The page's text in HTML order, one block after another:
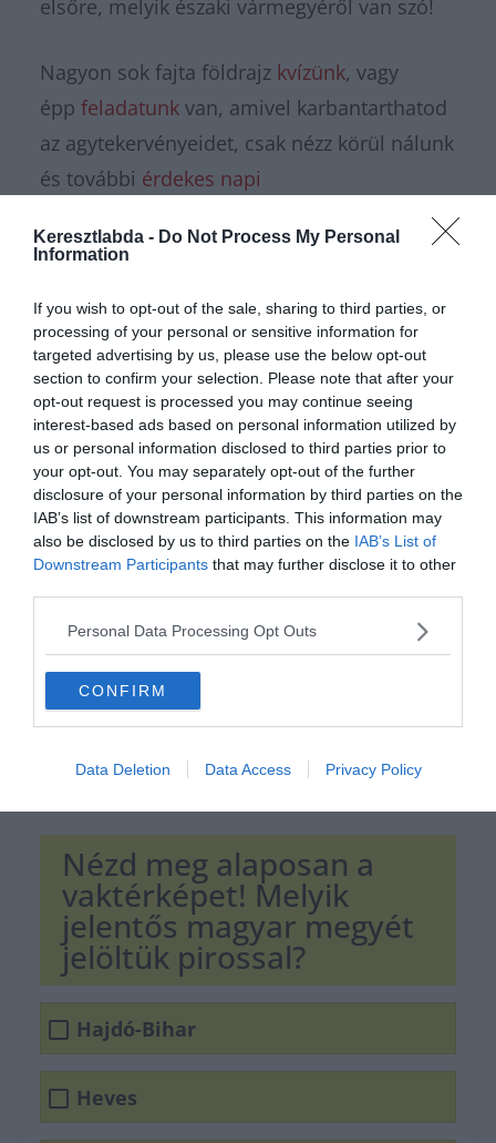
Keresztlabda - Do Not Process My Personal
Information
If you wish to opt-out of the sale, sharing to third parties, or
processing of your personal or sensitive information for
targeted advertising by us, please use the below opt-out
section to confirm your selection. Please note that after your
opt-out request is processed you may continue seeing
interest-based ads based on personal information utilized by
us or personal information disclosed to third parties prior to
your opt-out. You may separately opt-out of the further
disclosure of your personal information by third parties on the
IAB’s list of downstream participants. This information may
also be disclosed by us to third parties on the IAB’s List of
Downstream Participants that may further disclose it to other
Personal Data Processing Opt Outs
CONFIRM
Data Deletion Data Access Privacy Policy
elsőre, melyik északi vármegyéről van szó!
Nagyon sok fajta földrajz kvízünk, vagy
épp feladatunk van, amivel karbantarthatod
az agytekervényeidet, csak nézz körül nálunk
és további érdekes napi
Hirdetés
Nézd meg alaposan a
vaktérképet! Melyik
jelentős magyar megyét
jelöltük pirossal?
Hajdó-Bihar
Heves